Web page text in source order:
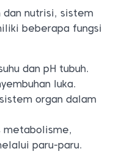
dan nutrisi, sistem
beberapa fungsi
dan pH tubuh.
luka.
organ dalam
metabolisme,
paru-paru.